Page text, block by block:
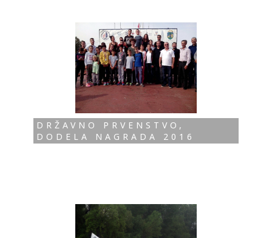
DRŽAVNO PRVENSTVO,
DODELA NAGRADA 2016